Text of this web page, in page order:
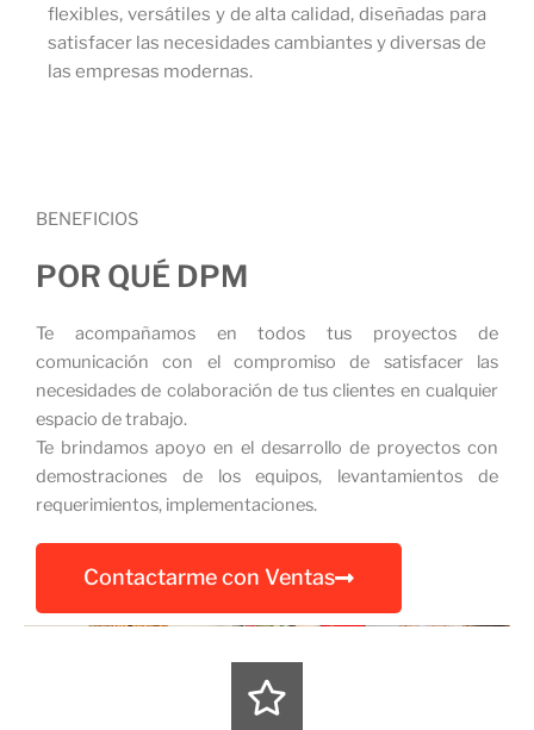
flexibles, versátiles y de alta calidad, diseñadas para
satisfacer las necesidades cambiantes y diversas de
las empresas modernas.
BENEFICIOS
POR QUÉ DPM
Te acompañamos en todos tus proyectos de
comunicación con el compromiso de satisfacer las
necesidades de colaboración de tus clientes en cualquier
espacio de trabajo.
Te brindamos apoyo en el desarrollo de proyectos con
demostraciones de los equipos, levantamientos de
requerimientos, implementaciones.
Contactarme con Ventas